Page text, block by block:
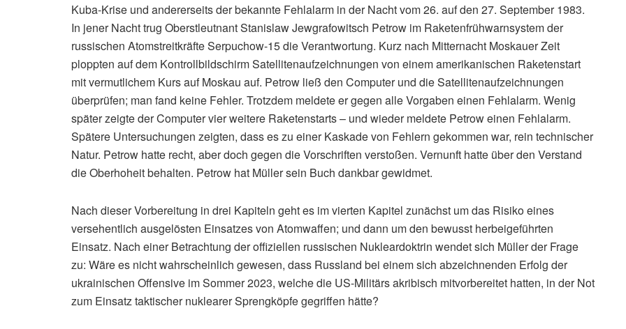
Kuba-Krise und andererseits der bekannte Fehlalarm in der Nacht vom 26. auf den 27. September 1983.
In jener Nacht trug Oberstleutnant Stanislaw Jewgrafowitsch Petrow im Raketenfrühwarnsystem der
russischen Atomstreitkräfte Serpuchow-15 die Verantwortung. Kurz nach Mitternacht Moskauer Zeit
ploppten auf dem Kontrollbildschirm Satellitenaufzeichnungen von einem amerikanischen Raketenstart
mit vermutlichem Kurs auf Moskau auf. Petrow ließ den Computer und die Satellitenaufzeichnungen
überprüfen; man fand keine Fehler. Trotzdem meldete er gegen alle Vorgaben einen Fehlalarm. Wenig
später zeigte der Computer vier weitere Raketenstarts – und wieder meldete Petrow einen Fehlalarm.
Spätere Untersuchungen zeigten, dass es zu einer Kaskade von Fehlern gekommen war, rein technischer
Natur. Petrow hatte recht, aber doch gegen die Vorschriften verstoßen. Vernunft hatte über den Verstand
die Oberhoheit behalten. Petrow hat Müller sein Buch dankbar gewidmet.
Nach dieser Vorbereitung in drei Kapiteln geht es im vierten Kapitel zunächst um das Risiko eines
versehentlich ausgelösten Einsatzes von Atomwaffen; und dann um den bewusst herbeigeführten
Einsatz. Nach einer Betrachtung der offiziellen russischen Nukleardoktrin wendet sich Müller der Frage
zu: Wäre es nicht wahrscheinlich gewesen, dass Russland bei einem sich abzeichnenden Erfolg der
ukrainischen Offensive im Sommer 2023, welche die US-Militärs akribisch mitvorbereitet hatten, in der Not
zum Einsatz taktischer nuklearer Sprengköpfe gegriffen hätte?